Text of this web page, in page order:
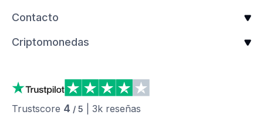
Contacto
Criptomonedas
Trustscore 4 / 5 3k reseñas